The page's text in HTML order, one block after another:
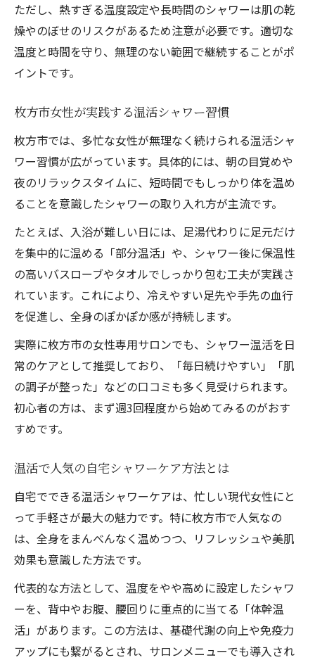
ただし、熱すぎる温度設定や長時間のシャワーは肌の乾
燥やのぼせのリスクがあるため注意が必要です。適切な
温度と時間を守り、無理のない範囲で継続することがポ
イントです。
枚方市女性が実践する温活シャワー習慣
枚方市では、多忙な女性が無理なく続けられる温活シャ
ワー習慣が広がっています。具体的には、朝の目覚めや
夜のリラックスタイムに、短時間でもしっかり体を温め
ることを意識したシャワーの取り入れ方が主流です。
たとえば、入浴が難しい日には、足湯代わりに足元だけ
を集中的に温める「部分温活」や、シャワー後に保温性
の高いバスローブやタオルでしっかり包む工夫が実践さ
れています。これにより、冷えやすい足先や手先の血行
を促進し、全身のぽかぽか感が持続します。
実際に枚方市の女性専用サロンでも、シャワー温活を日
常のケアとして推奨しており、「毎日続けやすい」「肌
の調子が整った」などの口コミも多く見受けられます。
初心者の方は、まず週3回程度から始めてみるのがおす
すめです。
温活で人気の自宅シャワーケア方法とは
自宅でできる温活シャワーケアは、忙しい現代女性にと
って手軽さが最大の魅力です。特に枚方市で人気なの
は、全身をまんべんなく温めつつ、リフレッシュや美肌
効果も意識した方法です。
代表的な方法として、温度をやや高めに設定したシャワ
ーを、背中やお腹、腰回りに重点的に当てる「体幹温
活」があります。この方法は、基礎代謝の向上や免疫力
アップにも繋がるとされ、サロンメニューでも導入され